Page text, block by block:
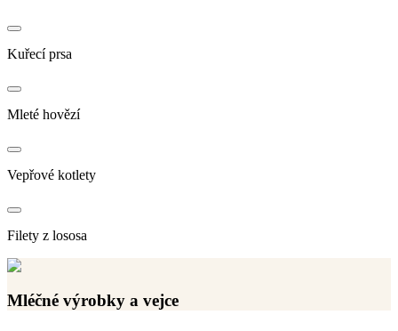
Kuřecí prsa
Mleté hovězí
Vepřové kotlety
Filety z lososa
Mléčné výrobky a vejce